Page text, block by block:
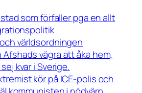
som förfaller pga en allt
världsordningen
Afshads vägra att åka hem,
kvar i Sverige.
kör på ICE-polis och